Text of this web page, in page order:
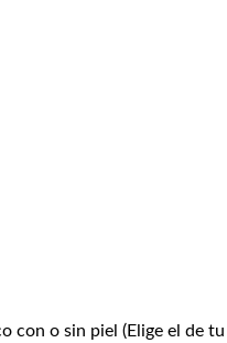
con o sin piel (Elige el de tu